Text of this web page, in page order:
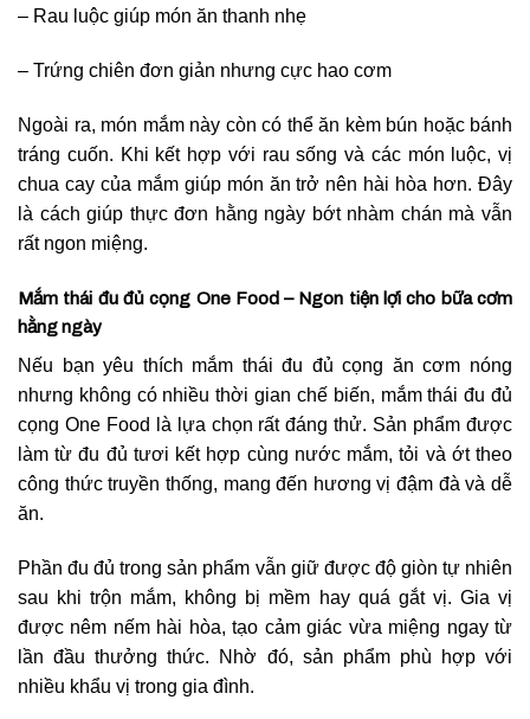
– Rau luộc giúp món ăn thanh nhẹ
– Trứng chiên đơn giản nhưng cực hao cơm
Ngoài ra, món mắm này còn có thể ăn kèm bún hoặc bánh
tráng cuốn. Khi kết hợp với rau sống và các món luộc, vị
chua cay của mắm giúp món ăn trở nên hài hòa hơn. Đây
là cách giúp thực đơn hằng ngày bớt nhàm chán mà vẫn
rất ngon miệng.
Mắm thái đu đủ cọng One Food – Ngon tiện lợi cho bữa cơm
hằng ngày
Nếu bạn yêu thích mắm thái đu đủ cọng ăn cơm nóng
nhưng không có nhiều thời gian chế biến, mắm thái đu đủ
cọng One Food là lựa chọn rất đáng thử. Sản phẩm được
làm từ đu đủ tươi kết hợp cùng nước mắm, tỏi và ớt theo
công thức truyền thống, mang đến hương vị đậm đà và dễ
ăn.
Phần đu đủ trong sản phẩm vẫn giữ được độ giòn tự nhiên
sau khi trộn mắm, không bị mềm hay quá gắt vị. Gia vị
được nêm nếm hài hòa, tạo cảm giác vừa miệng ngay từ
lần đầu thưởng thức. Nhờ đó, sản phẩm phù hợp với
nhiều khẩu vị trong gia đình.